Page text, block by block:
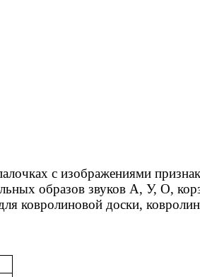
с изображениями
образов звуков А, У, О,
ковролиновой доски,